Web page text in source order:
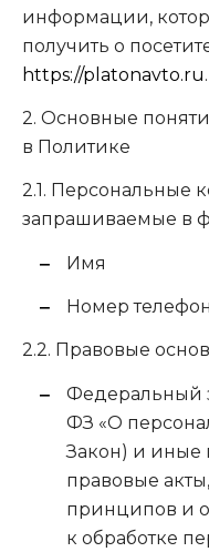
информации,
получить о
https://platonavto.ru.
2. Основные
в Политике
2.1. Персональные
запрашиваемые в
Имя
Номер
2.2. Правовые
Федеральный
ФЗ «О
Закон) и
правовые
принципов и
к обработке